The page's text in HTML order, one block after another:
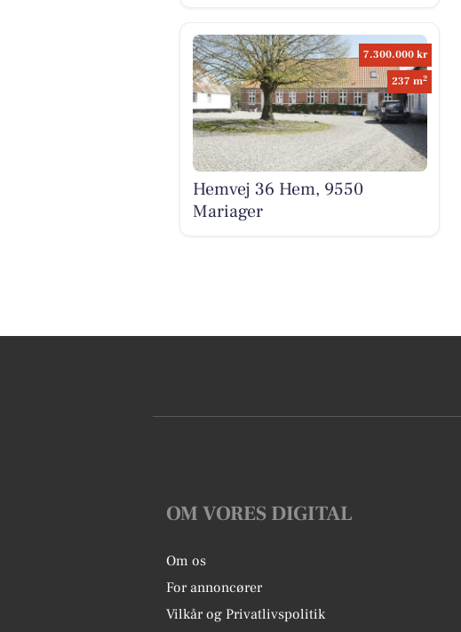
7.300.000 kr
237 m2
Hemvej 36 Hem, 9550
Mariager
OM VORES DIGITAL
Om os
For annoncører
Vilkår og Privatlivspolitik